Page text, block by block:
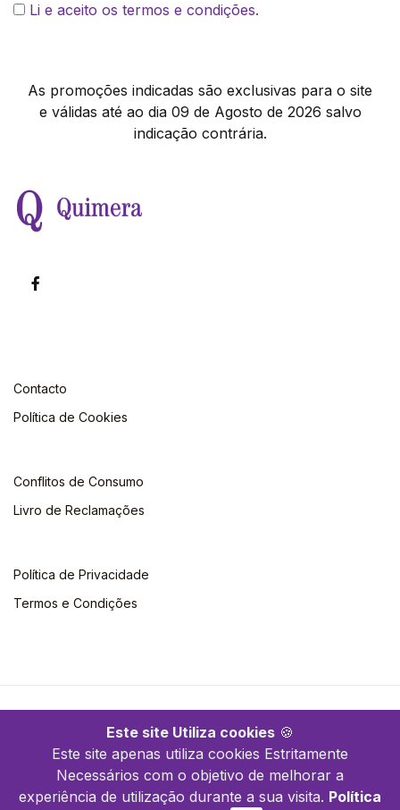
Este site Utiliza cookies 🍪
Este site apenas utiliza cookies Estritamente
Necessários com o objetivo de melhorar a
experiência de utilização durante a sua visita. Política
Li e aceito os termos e condições.
As promoções indicadas são exclusivas para o site
e válidas até ao dia 09 de Agosto de 2026 salvo
indicação contrária.
Contacto
Política de Cookies
Conflitos de Consumo
Livro de Reclamações
Política de Privacidade
Termos e Condições
©2026 Quimera. Todos os direitos reservados